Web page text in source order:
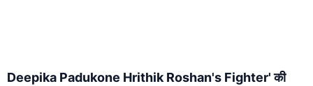
Deepika Padukone Hrithik Roshan's Fighter' की